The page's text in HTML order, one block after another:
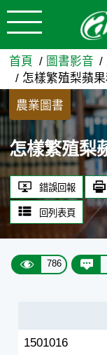
跳到主要內容
怎樣繁
首頁 圖書影音
怎樣繁殖梨蘋
農業圖書
怎樣繁殖梨
錯誤回報
回列表頁
786
1501016